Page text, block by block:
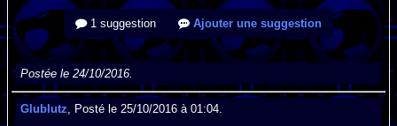
1 suggestion Ajouter une suggestion
Postée le 24/10/2016.
Glublutz, Posté le 25/10/2016 à 01:04.